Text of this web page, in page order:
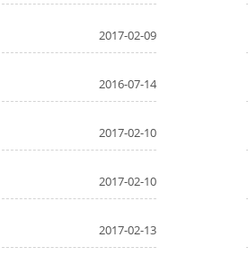
2017-02-09
2016-07-14
2017-02-10
2017-02-10
2017-02-13